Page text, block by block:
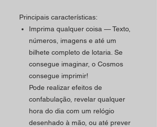
Principais características:
Imprima qualquer coisa — Texto,
números, imagens e até um
bilhete completo de lotaria. Se
consegue imaginar, o Cosmos
consegue imprimir!
Pode realizar efeitos de
confabulação, revelar qualquer
hora do dia com um relógio
desenhado à mão, ou até prever